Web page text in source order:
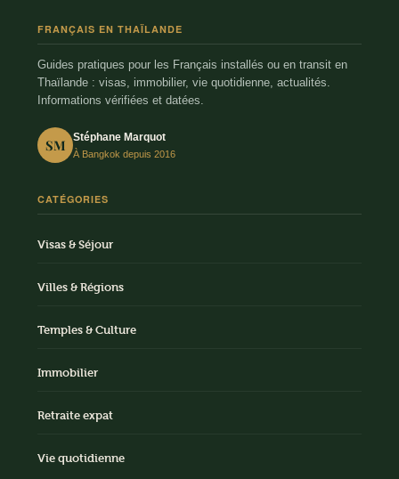
FRANÇAIS EN THAÏLANDE
Guides pratiques pour les Français installés ou en transit en
Thaïlande : visas, immobilier, vie quotidienne, actualités.
Informations vérifiées et datées.
SM Stéphane Marquot
À Bangkok depuis 2016
CATÉGORIES
Visas & Séjour
Villes & Régions
Temples & Culture
Immobilier
Retraite expat
Vie quotidienne